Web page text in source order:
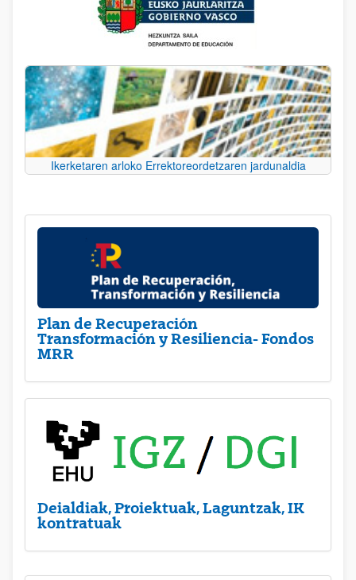
Ikerketaren arloko Errektoreordetzaren jardunaldia
Plan de Recuperación
Transformación y Resiliencia- Fondos
MRR
Deialdiak, Proiektuak, Laguntzak, IK
kontratuak